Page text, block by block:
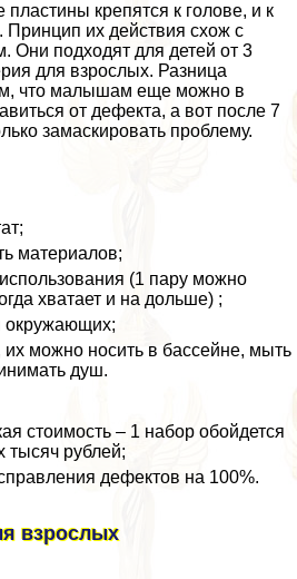
крепятся к голове, и к
их действия схож с
Они подходят для детей от 3
для взрослых. Разница
что малышам еще можно в
от дефекта, а вот после 7
замаскировать проблему.
материалов;
(1 пару можно
хватает и на дольше) ;
окружающих;
их можно носить в бассейне, мыть
душ.
стоимость – 1 набор обойдется
тысяч рублей;
дефектов на 100%.
взрослых